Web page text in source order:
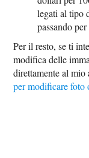
legati al tipo
passando
Per il resto, se ti
modifica delle
direttamente al
per modificare foto